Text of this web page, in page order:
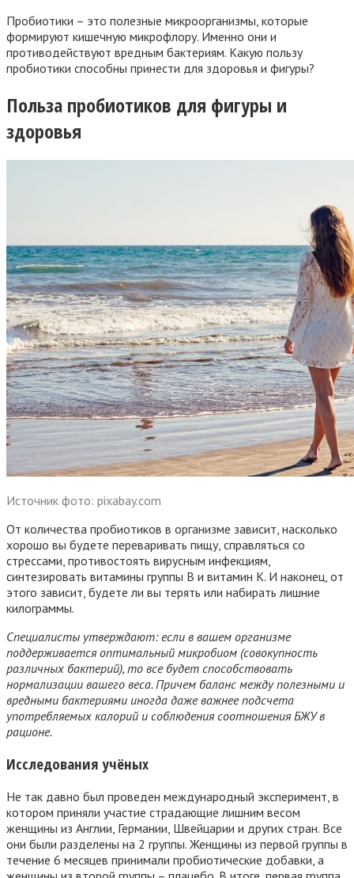
Пробиотики – это полезные микроорганизмы, которые
формируют кишечную микрофлору. Именно они и
противодействуют вредным бактериям. Какую пользу
пробиотики способны принести для здоровья и фигуры?
Польза пробиотиков для фигуры и
здоровья
Источник фото: pixabay.com
От количества пробиотиков в организме зависит, насколько
хорошо вы будете переваривать пищу, справляться со
стрессами, противостоять вирусным инфекциям,
синтезировать витамины группы В и витамин К. И наконец, от
этого зависит, будете ли вы терять или набирать лишние
килограммы.
Специалисты утверждают: если в вашем организме
поддерживается оптимальный микробиом (совокупность
различных бактерий), то все будет способствовать
нормализации вашего веса. Причем баланс между полезными и
вредными бактериями иногда даже важнее подсчета
употребляемых калорий и соблюдения соотношения БЖУ в
рационе.
Исследования учёных
Не так давно был проведен международный эксперимент, в
котором приняли участие страдающие лишним весом
женщины из Англии, Германии, Швейцарии и других стран. Все
они были разделены на 2 группы. Женщины из первой группы в
течение 6 месяцев принимали пробиотические добавки, а